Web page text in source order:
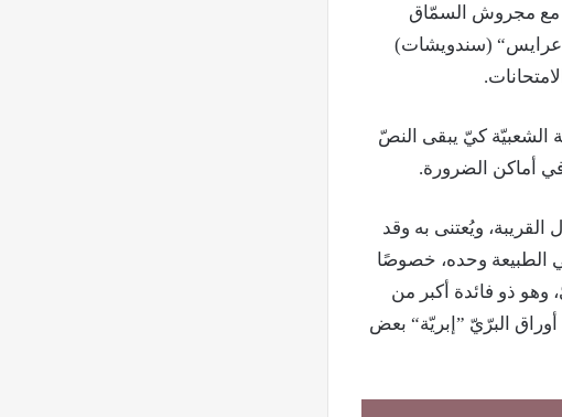
مع مجروش السمّاق
(سندويشات)
الشعبيّة كيّ يبقى النصّ
أماكن الضرورة.
ويُعتنى به وقد
الطبيعة وحده، خصوصًا
وهو ذو فائدة أكبر من
البرّيّ ”إبريّة“ بعض